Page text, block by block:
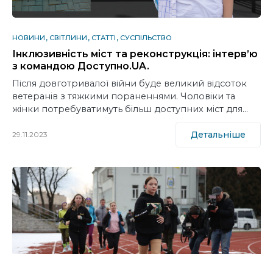
НОВИНИ СВІТЛИНИ СТАТТІ СУСПІЛЬСТВО
Інклюзивність міст та реконструкція: інтерв’ю
з командою Доступно.UA.
Після довготривалої війни буде великий відсоток
ветеранів з тяжкими пораненнями. Чоловіки та
жінки потребуватимуть більш доступних міст для…
29.11.2023 Детальніше